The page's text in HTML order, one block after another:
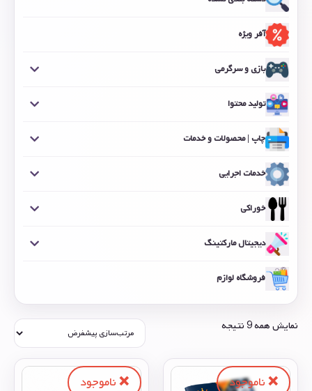
آفر ویژه
بازی و سرگرمی
تولید محتوا
چاپ | محصولات و خدمات
خدمات اجرایی
خوراکی
دیجیتال مارکتینگ
فروشگاه لوازم
نمایش همه 9 نتیجه